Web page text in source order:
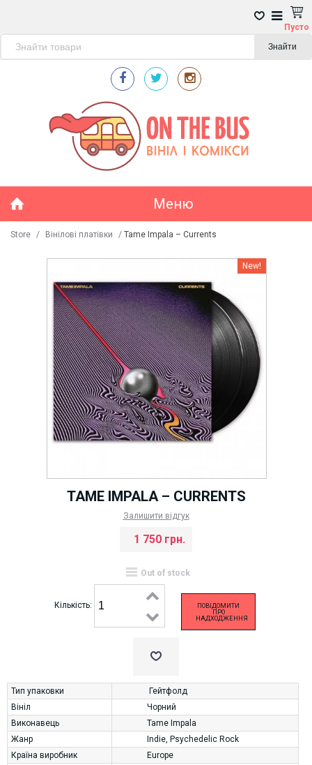
Пусто
Знайти
Меню
Store / Вінілові платівки / Tame Impala ‎– Currents
New!
TAME IMPALA ‎– CURRENTS
Залишити відгук
1 750 грн.
Out of stock
Кількість:
ПОВІДОМИТИ
ПРО
НАДХОДЖЕННЯ
Тип упаковки
Гейтфолд
Вініл
Чорний
Виконавець
Tame Impala
Жанр
Indie Psychedelic Rock
Країна виробник
Europe